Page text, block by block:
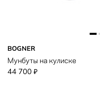
BOGNER
Мунбуты на кулиске
44 700 ₽